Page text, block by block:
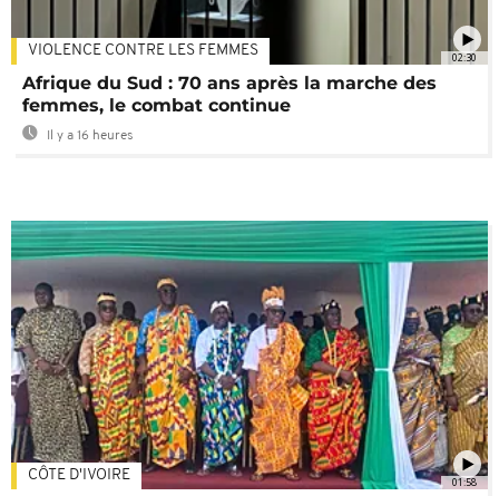
02:30
VIOLENCE CONTRE LES FEMMES
Afrique du Sud : 70 ans après la marche des
femmes, le combat continue
Il y a 16 heures
01:58
CÔTE D'IVOIRE